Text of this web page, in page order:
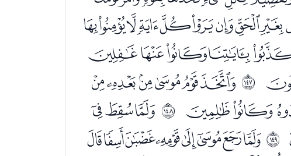
ﲒ ﮫﮬﮭﮮﮯﮰ
ﲓ ﯥﯦﯧ
ﲔﭑﭒﭓﭔﭕﭖﭗﭘ